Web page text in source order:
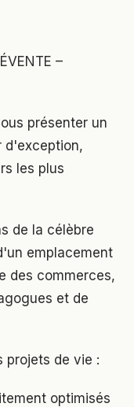
–
présenter un
d'exception,
les plus
de la célèbre
emplacement
des commerces,
et de
projets de vie :
optimisés